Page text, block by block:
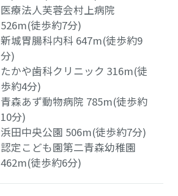
医療法人芙蓉会村上病院
526m(徒歩約7分)
新城胃腸科内科 647m(徒歩約9
分)
たかや歯科クリニック316m(徒
歩約4分)
青森あず動物病院 785m(徒歩約
10分)
浜田中央公園 506m(徒歩約7分)
認定こども園第二青森幼稚園
462m(徒歩約6分)